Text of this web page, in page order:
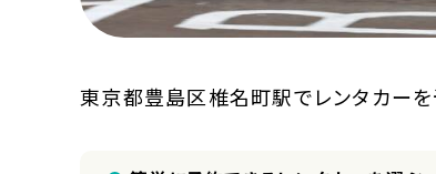
東京都豊島区椎名町駅でレンタカー